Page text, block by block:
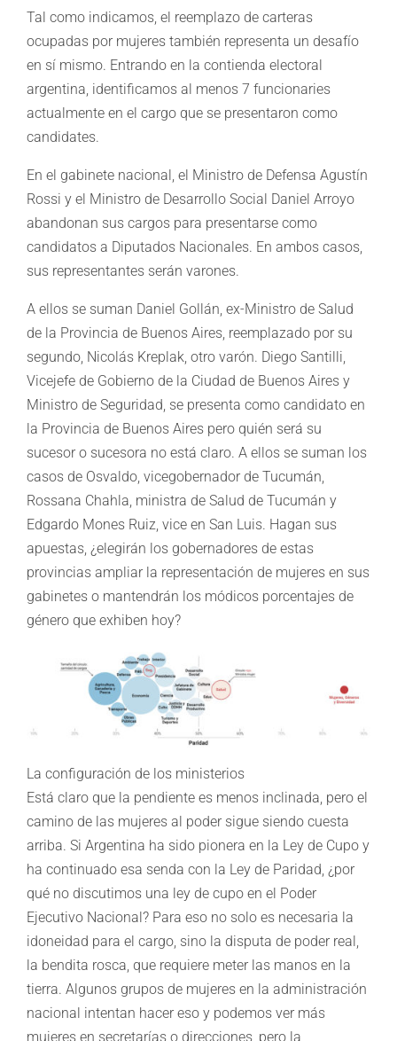
Tal como indicamos, el reemplazo de carteras
ocupadas por mujeres también representa un desafío
en sí mismo. Entrando en la contienda electoral
argentina, identificamos al menos 7 funcionaries
actualmente en el cargo que se presentaron como
candidates.
En el gabinete nacional, el Ministro de Defensa Agustín
Rossi y el Ministro de Desarrollo Social Daniel Arroyo
abandonan sus cargos para presentarse como
candidatos a Diputados Nacionales. En ambos casos,
sus representantes serán varones.
A ellos se suman Daniel Gollán, ex-Ministro de Salud
de la Provincia de Buenos Aires, reemplazado por su
segundo, Nicolás Kreplak, otro varón. Diego Santilli,
Vicejefe de Gobierno de la Ciudad de Buenos Aires y
Ministro de Seguridad, se presenta como candidato en
la Provincia de Buenos Aires pero quién será su
sucesor o sucesora no está claro. A ellos se suman los
casos de Osvaldo, vicegobernador de Tucumán,
Rossana Chahla, ministra de Salud de Tucumán y
Edgardo Mones Ruiz, vice en San Luis. Hagan sus
apuestas, ¿elegirán los gobernadores de estas
provincias ampliar la representación de mujeres en sus
gabinetes o mantendrán los módicos porcentajes de
género que exhiben hoy?
La configuración de los ministerios
Está claro que la pendiente es menos inclinada, pero el
camino de las mujeres al poder sigue siendo cuesta
arriba. Si Argentina ha sido pionera en la Ley de Cupo y
ha continuado esa senda con la Ley de Paridad, ¿por
qué no discutimos una ley de cupo en el Poder
Ejecutivo Nacional? Para eso no solo es necesaria la
idoneidad para el cargo, sino la disputa de poder real,
la bendita rosca, que requiere meter las manos en la
tierra. Algunos grupos de mujeres en la administración
nacional intentan hacer eso y podemos ver más
mujeres en secretarías o direcciones, pero la